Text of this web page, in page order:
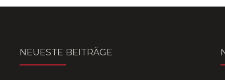
NEUESTE BEITRÄGE